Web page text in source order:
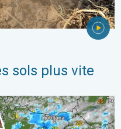
sols plus vite
Côte adriatique. .